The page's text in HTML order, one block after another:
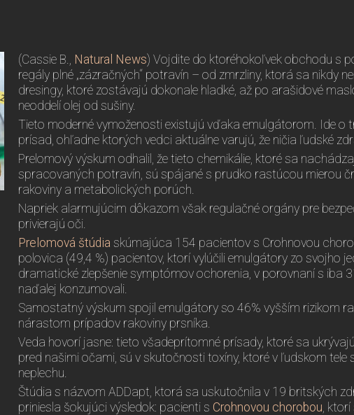
(Cassie B., Natural News) Vojdite do ktoréhokoľvek obchodu s
regály plné „zázračných“ potravín – od zmrzliny, ktorá sa nikdy
dresingy, ktoré zostávajú dokonale hladké, až po arašidové
neoddelí olej od sušiny.
Tieto moderné vymoženosti existujú vďaka emulgátorom. Ide o
prísad, ohľadne ktorých vedci aktuálne varujú, že ničia ľudské
Prelomový výskum odhalil, že tieto chemikálie, ktoré sa
spracovaných potravín, sú spájané s prudko rastúcou mierou
rakoviny a metabolických porúch.
Napriek alarmujúcim dôkazom však regulačné orgány pre
privierajú oči.
Prelomová štúdia skúmajúca 154 pacientov s Crohnovou
polovica (49,4 %) pacientov, ktorí vylúčili emulgátory zo svojho
dramatické zlepšenie symptómov ochorenia, v porovnaní s iba
naďalej konzumovali.
Samostatný výskum spojil emulgátory so 46% vyšším rizikom
nárastom prípadov rakoviny prsníka.
Veda hovorí jasne: tieto všadeprítomné prísady, ktoré sa
pred našimi očami, sú v skutočnosti toxíny, ktoré v ľudskom
neplechu.
Štúdia s názvom ADDapt, ktorá sa uskutočnila v 19 britských
priniesla šokujúci výsledok: pacienti s Crohnovou chorobou,